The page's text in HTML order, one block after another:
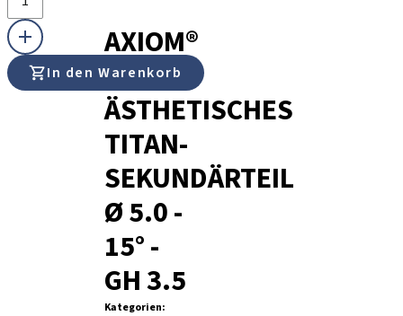
In den Warenkorb
AXIOM®
BL
ÄSTHETISCHES
TITAN-
SEKUNDÄRTEIL
Ø 5.0 -
15° -
GH 3.5
Kategorien: